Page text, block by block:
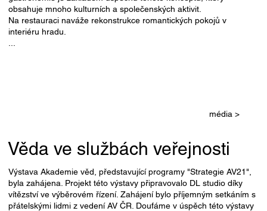
obsahuje mnoho kulturních a společenských aktivit.
Na restauraci naváže rekonstrukce romantických pokojů v
interiéru hradu.
média >
Výstava Akademie věd, představující programy "Strategie AV21",
byla zahájena. Projekt této výstavy připravovalo DL studio díky
vítězství ve výběrovém řízení. Zahájení bylo příjemným setkáním s
přátelskými lidmi z vedení AV ČR. Doufáme v úspěch této výstavy
Věda ve službách veřejnosti